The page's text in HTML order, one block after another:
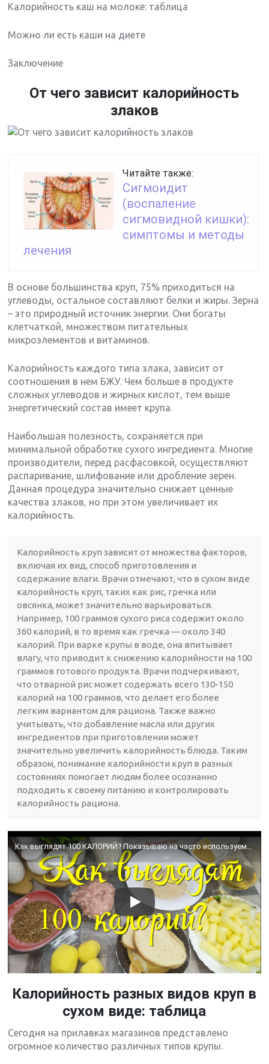
Калорийность каш на молоке: таблица
Можно ли есть каши на диете
Заключение
От чего зависит калорийность
злаков
Читайте также:
Сигмоидит
(воспаление
сигмовидной кишки):
симптомы и методы
лечения
В основе большинства круп, 75% приходиться на
углеводы, остальное составляют белки и жиры. Зерна
– это природный источник энергии. Они богаты
клетчаткой, множеством питательных
микроэлементов и витаминов.
Калорийность каждого типа злака, зависит от
соотношения в нем БЖУ. Чем больше в продукте
сложных углеводов и жирных кислот, тем выше
энергетический состав имеет крупа.
Наибольшая полезность, сохраняется при
минимальной обработке сухого ингредиента. Многие
производители, перед расфасовкой, осуществляют
распаривание, шлифование или дробление зерен.
Данная процедура значительно снижает ценные
качества злаков, но при этом увеличивает их
калорийность.
Калорийность круп зависит от множества факторов,
включая их вид, способ приготовления и
содержание влаги. Врачи отмечают, что в сухом виде
калорийность круп, таких как рис, гречка или
овсянка, может значительно варьироваться.
Например, 100 граммов сухого риса содержит около
360 калорий, в то время как гречка — около 340
калорий. При варке крупы в воде, она впитывает
влагу, что приводит к снижению калорийности на 100
граммов готового продукта. Врачи подчеркивают,
что отварной рис может содержать всего 130-150
калорий на 100 граммов, что делает его более
легким вариантом для рациона. Также важно
учитывать, что добавление масла или других
ингредиентов при приготовлении может
значительно увеличить калорийность блюда. Таким
образом, понимание калорийности круп в разных
состояниях помогает людям более осознанно
подходить к своему питанию и контролировать
калорийность рациона.
Калорийность разных видов круп в
сухом виде: таблица
Сегодня на прилавках магазинов представлено
огромное количество различных типов крупы.